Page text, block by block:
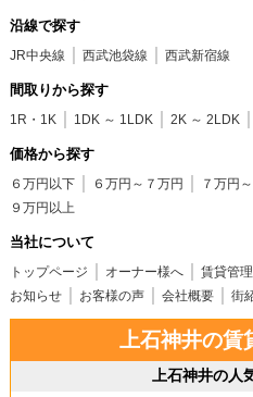
沿線で探す
JR中央線 西武池袋線 西武新宿線
間取りから探す
1R・1K 1DK ～ 1LDK 2K ～ 2LDK
価格から探す
６万円以下 ６万円～７万円 ７万円
９万円以上
当社について
トップページ オーナー様へ 賃貸管理
お知らせ
お客様の声 会社概要 街
上石神井の賃
上石神井の人